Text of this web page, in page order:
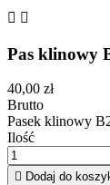
 
Pas klinowy
40,00 zł
Brutto
Pasek klinowy
Ilość
 Dodaj do